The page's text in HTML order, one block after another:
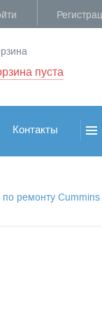
пуста
Контакты
по ремонту